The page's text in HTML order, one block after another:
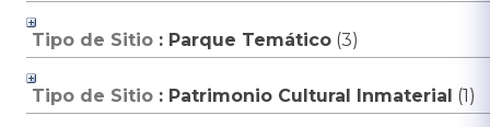
Tipo de Sitio : Parque Temático ‎(3)
Tipo de Sitio : Patrimonio Cultural Inmaterial ‎(1)